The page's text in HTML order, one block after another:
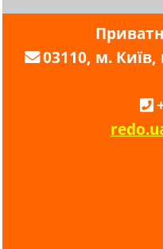
03110, м. Київ,